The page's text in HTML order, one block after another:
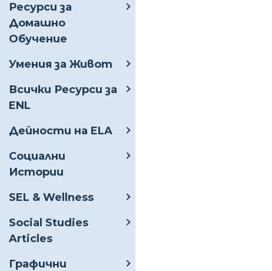
Ресурси за
Домашно
Обучение
Умения за Живот
Всички Ресурси за
ENL
Дейности на ELA
Социални
Истории
SEL & Wellness
Social Studies
Articles
Графични